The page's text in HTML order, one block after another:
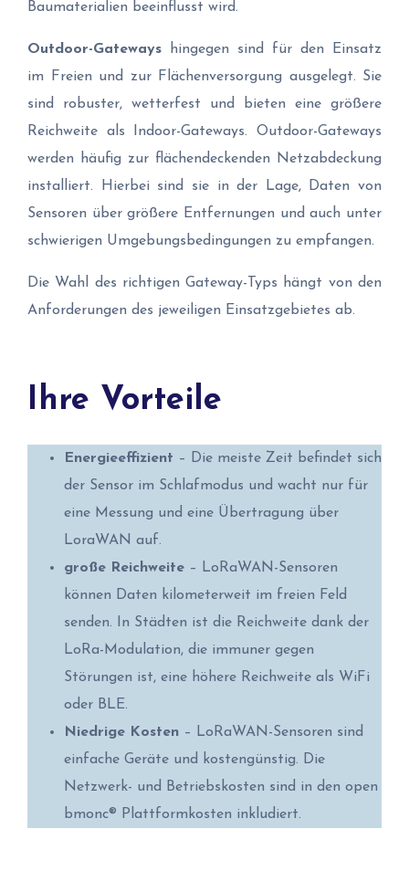
Baumaterialien beeinflusst wird.
Outdoor-Gateways hingegen sind für den Einsatz
im Freien und zur Flächenversorgung ausgelegt. Sie
sind robuster, wetterfest und bieten eine größere
Reichweite als Indoor-Gateways. Outdoor-Gateways
werden häufig zur flächendeckenden Netzabdeckung
installiert. Hierbei sind sie in der Lage, Daten von
Sensoren über größere Entfernungen und auch unter
schwierigen Umgebungsbedingungen zu empfangen.
Die Wahl des richtigen Gateway-Typs hängt von den
Anforderungen des jeweiligen Einsatzgebietes ab.
Ihre Vorteile
Energieeffizient – Die meiste Zeit befindet sich
der Sensor im Schlafmodus und wacht nur für
eine Messung und eine Übertragung über
LoraWAN auf.
große Reichweite – LoRaWAN-Sensoren
können Daten kilometerweit im freien Feld
senden. In Städten ist die Reichweite dank der
LoRa-Modulation, die immuner gegen
Störungen ist, eine höhere Reichweite als WiFi
oder BLE.
Niedrige Kosten – LoRaWAN-Sensoren sind
einfache Geräte und kostengünstig. Die
Netzwerk- und Betriebskosten sind in den open
bmonc® Plattformkosten inkludiert.